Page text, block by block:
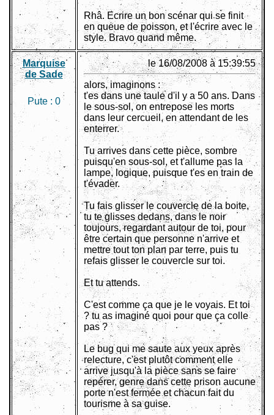
Rhâ. Ecrire un bon scénar qui se finit
en queue de poisson, et l'écrire avec le
style. Bravo quand même.
Marquise
de Sade
Pute : 0
le 16/08/2008 à 15:39:55
alors, imaginons :
t'es dans une taule d'il y a 50 ans. Dans
le sous-sol, on entrepose les morts
dans leur cercueil, en attendant de les
enterrer.
Tu arrives dans cette pièce, sombre
puisqu'en sous-sol, et t'allume pas la
lampe, logique, puisque t'es en train de
t'évader.
Tu fais glisser le couvercle de la boite,
tu te glisses dedans, dans le noir
toujours, regardant autour de toi, pour
être certain que personne n'arrive et
mettre tout ton plan par terre, puis tu
refais glisser le couvercle sur toi.
Et tu attends.
C'est comme ça que je le voyais. Et toi
? tu as imaginé quoi pour que ça colle
pas ?
Le bug qui me saute aux yeux après
relecture, c'est plutôt comment elle
arrive jusqu'à la pièce sans se faire
repérer, genre dans cette prison aucune
porte n'est fermée et chacun fait du
tourisme à sa guise.